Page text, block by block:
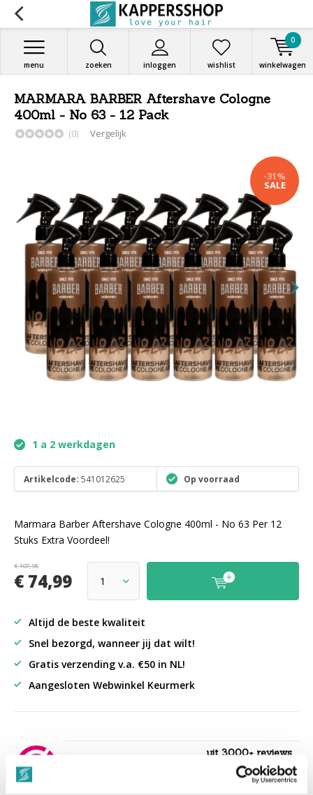
zoeken inloggen
menu wishlist winkelwagen
0
MARMARA BARBER Aftershave Cologne
400ml - No 63 - 12 Pack
(0) Vergelijk
-31%
SALE
1 a 2 werkdagen
Artikelcode: 541012625 Op voorraad
Marmara Barber Aftershave Cologne 400ml - No 63 Per 12
Stuks Extra Voordeel!
€ 107,95
€ 74,99
Altijd de beste kwaliteit
Snel bezorgd, wanneer jij dat wilt!
Gratis verzending v.a. €50 in NL!
Aangesloten Webwinkel Keurmerk
uit 3000+ reviews